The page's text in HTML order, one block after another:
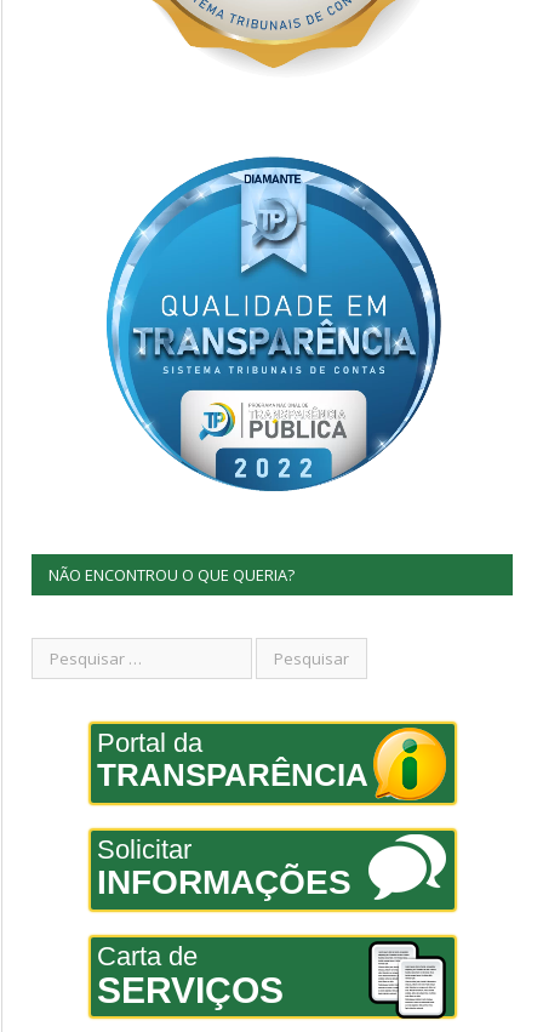
NÃO ENCONTROU O QUE QUERIA?
Portal da
TRANSPARÊNCIA
Solicitar
INFORMAÇÕES
Carta de
SERVIÇOS